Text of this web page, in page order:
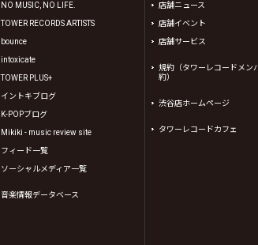
NO MUSIC, NO LIFE.
TOWER RECORDS ARTISTS
bounce
intoxicate
TOWER PLUS+
イントキブログ
K-POPブログ
Mikiki - music review site
フィード一覧
ソーシャルメディア一覧
音楽情報データベース
店舗ニュース
店舗イベント
店舗サービス
規約（タワーレコードメン
約）
渋谷店ホームページ
タワーレコードカフェ